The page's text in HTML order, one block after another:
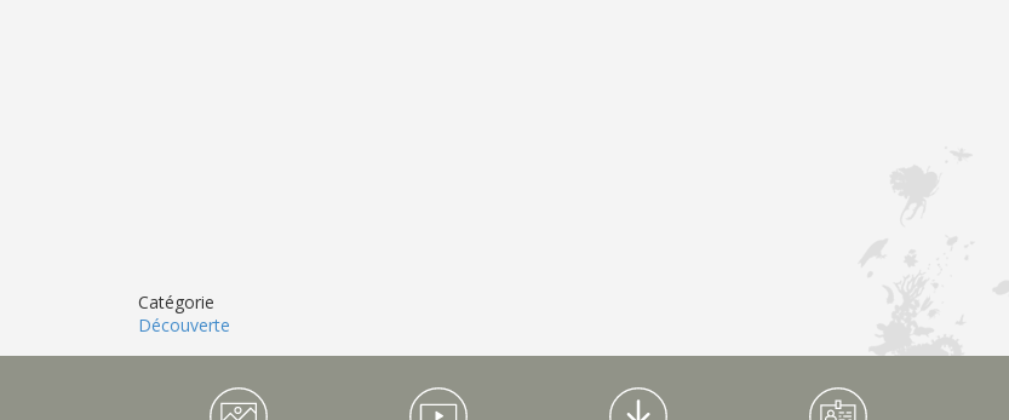
Catégorie
Découverte
Médiathèque Footer